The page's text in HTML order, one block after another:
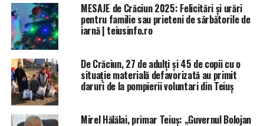
MESAJE de Crăciun 2025: Felicitări și urări
pentru familie sau prieteni de sărbătorile de
iarnă | teiusinfo.ro
De Crăciun, 27 de adulți și 45 de copii cu o
situație materială defavorizată au primit
daruri de la pompierii voluntari din Teiuș
Mirel Hălălai, primar Teiuș: „Guvernul Bolojan